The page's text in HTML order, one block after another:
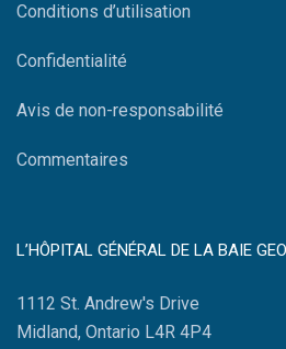
Conditions d’utilisation
Confidentialité
Avis de non-responsabilité
Commentaires
L’HÔPITAL GÉNÉRAL DE LA BAIE
1112 St. Andrew's Drive
Midland, Ontario L4R 4P4